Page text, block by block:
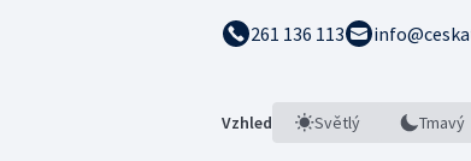
261 136 113
Vzhled Světlý Tmavý